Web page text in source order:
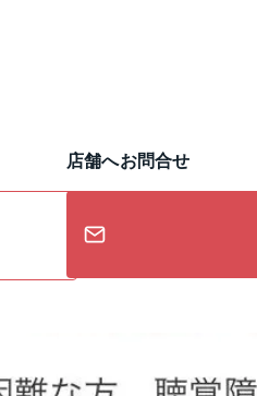
店舗へお問合せ